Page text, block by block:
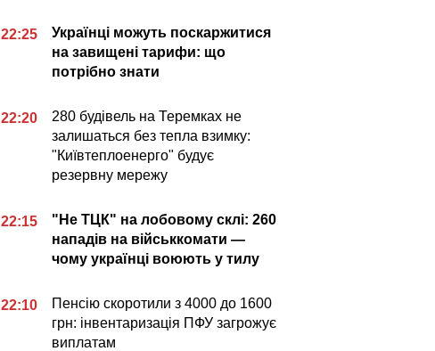
22:25
Українці можуть поскаржитися
на завищені тарифи: що
потрібно знати
22:20
280 будівель на Теремках не
залишаться без тепла взимку:
"Київтеплоенерго" будує
резервну мережу
22:15
"Не ТЦК" на лобовому склі: 260
нападів на військкомати —
чому українці воюють у тилу
22:10
Пенсію скоротили з 4000 до 1600
грн: інвентаризація ПФУ загрожує
виплатам